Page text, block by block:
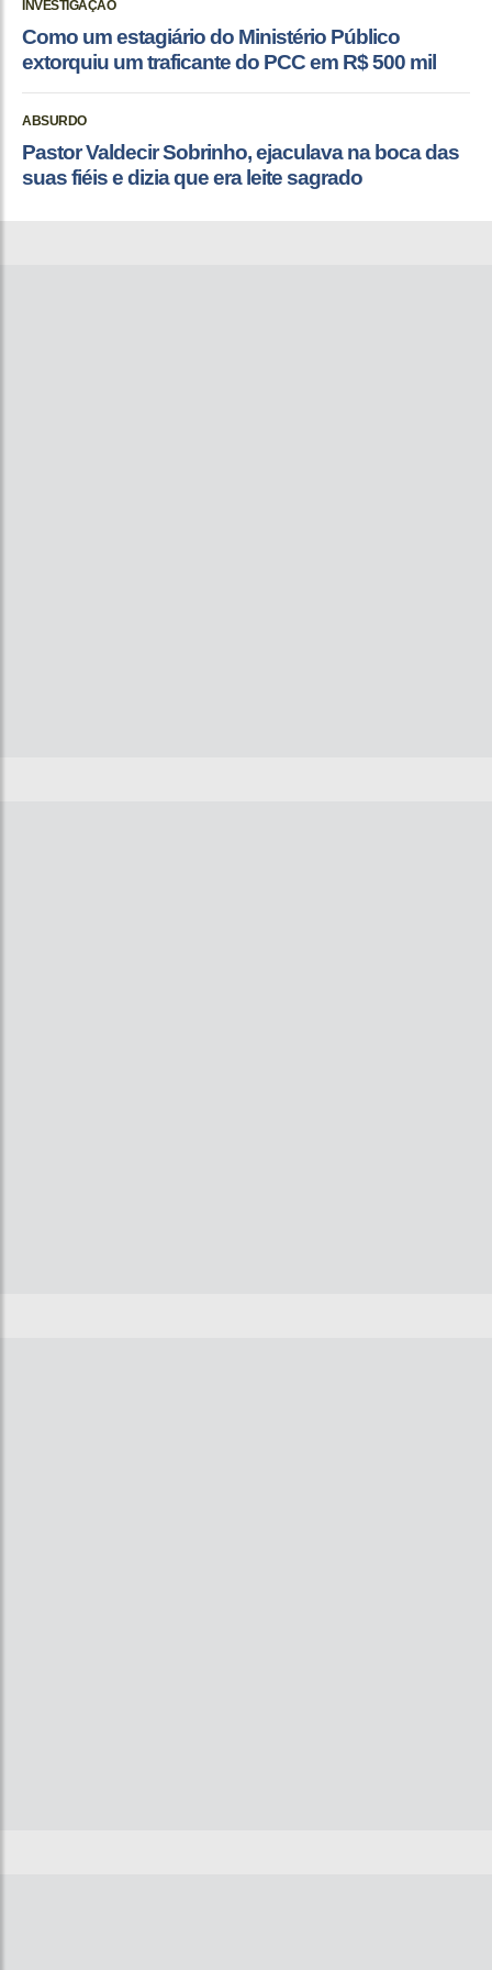
INVESTIGAÇÃO
Como um estagiário do Ministério Público
extorquiu um traficante do PCC em R$ 500 mil
ABSURDO
Pastor Valdecir Sobrinho, ejaculava na boca das
suas fiéis e dizia que era leite sagrado